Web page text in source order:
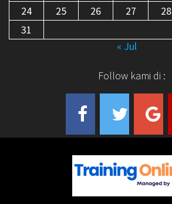
24
25 26 27 28
31
« Jul
Follow kami di :